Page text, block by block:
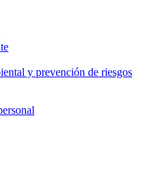
y prevención de riesgos